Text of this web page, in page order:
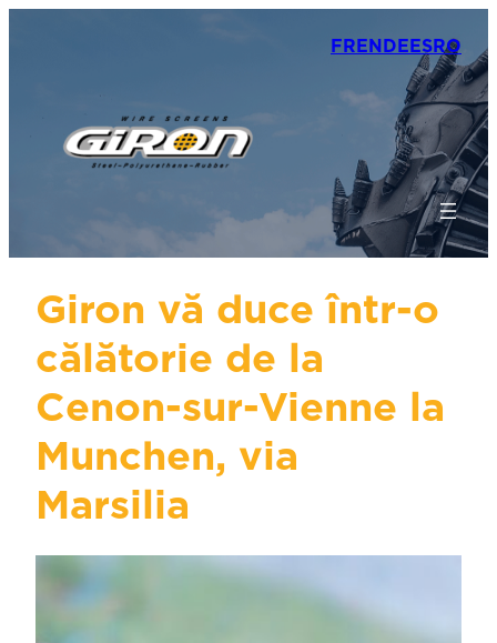
FRENDEESRO
Giron vă duce într-o
călătorie de la
Cenon-sur-Vienne la
Munchen, via
Marsilia